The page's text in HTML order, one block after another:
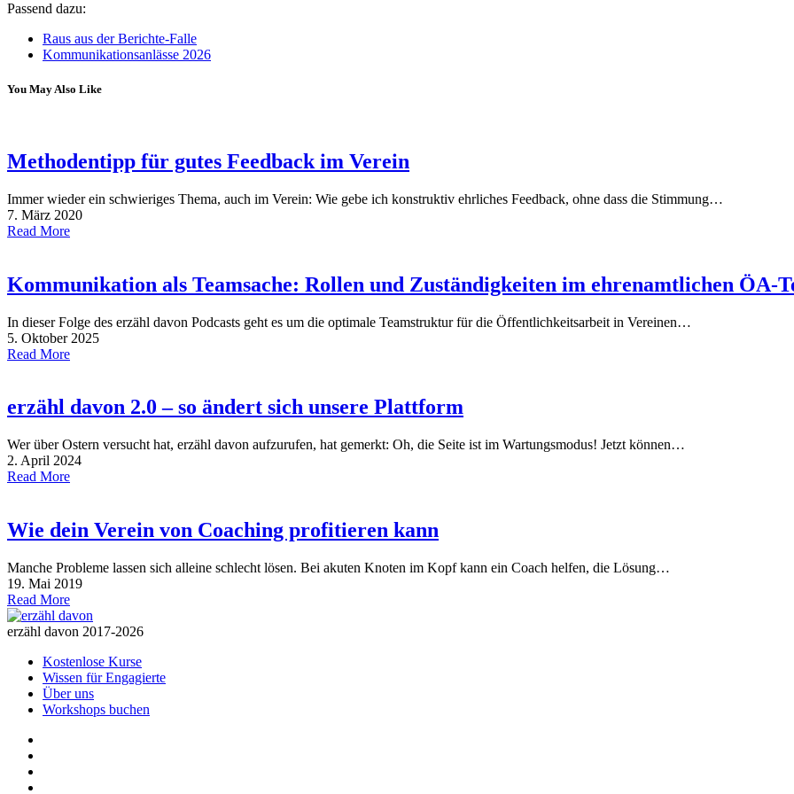
Passend dazu:
Raus aus der Berichte-Falle
Kommunikationsanlässe 2026
You May Also Like
Methodentipp für gutes Feedback im Verein
Immer wieder ein schwieriges Thema, auch im Verein: Wie gebe ich konstruktiv ehrliches Feedback, ohne dass die Stimmung…
7. März 2020
Read More
Kommunikation als Teamsache: Rollen und Zuständigkeiten im ehrenamtlichen ÖA-
In dieser Folge des erzähl davon Podcasts geht es um die optimale Teamstruktur für die Öffentlichkeitsarbeit in Vereinen…
5. Oktober 2025
Read More
erzähl davon 2.0 – so ändert sich unsere Plattform
Wer über Ostern versucht hat, erzähl davon aufzurufen, hat gemerkt: Oh, die Seite ist im Wartungsmodus! Jetzt können…
2. April 2024
Read More
Wie dein Verein von Coaching profitieren kann
Manche Probleme lassen sich alleine schlecht lösen. Bei akuten Knoten im Kopf kann ein Coach helfen, die Lösung…
19. Mai 2019
Read More
erzähl davon 2017-2026
Kostenlose Kurse
Wissen für Engagierte
Über uns
Workshops buchen